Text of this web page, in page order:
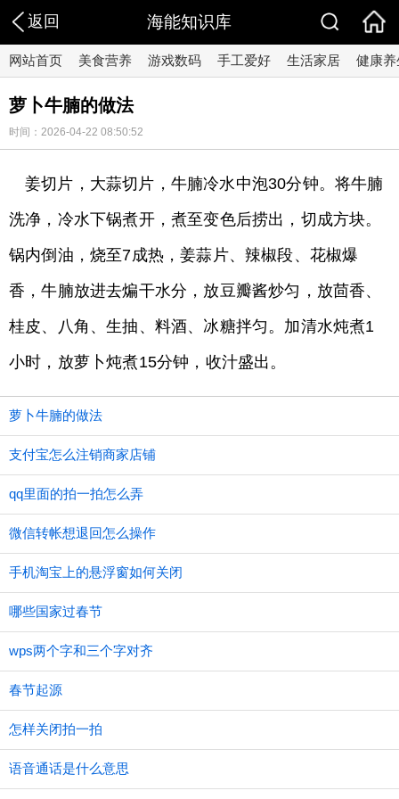
返回 海能知识库
网站首页 美食营养 游戏数码 手工爱好 生活家居 健康养
萝卜牛腩的做法
时间：2026-04-22 08:50:52
姜切片，大蒜切片，牛腩冷水中泡30分钟。将牛腩
洗净，冷水下锅煮开，煮至变色后捞出，切成方块。
锅内倒油，烧至7成热，姜蒜片、辣椒段、花椒爆
香，牛腩放进去煸干水分，放豆瓣酱炒匀，放茴香、
桂皮、八角、生抽、料酒、冰糖拌匀。加清水炖煮1
小时，放萝卜炖煮15分钟，收汁盛出。
萝卜牛腩的做法
支付宝怎么注销商家店铺
qq里面的拍一拍怎么弄
微信转帐想退回怎么操作
手机淘宝上的悬浮窗如何关闭
哪些国家过春节
wps两个字和三个字对齐
春节起源
怎样关闭拍一拍
语音通话是什么意思